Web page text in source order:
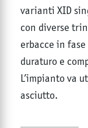
varianti XID
con diverse
erbacce in
duraturo e
L’impianto va
asciutto.